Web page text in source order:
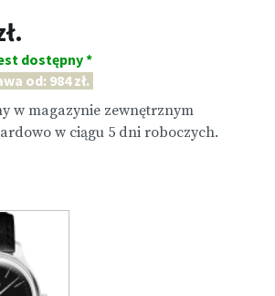
dostępny *
od: 984 zł.
w magazynie zewnętrznym
w ciągu 5 dni roboczych.